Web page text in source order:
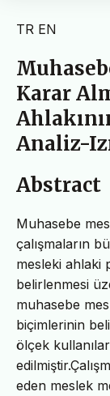
TR EN
Karar
Analiz-
Abstract
Muhasebe
çalışmaların
mesleki ahlaki
belirlenmesi
muhasebe
biçimlerinin
ölçek
eden meslek